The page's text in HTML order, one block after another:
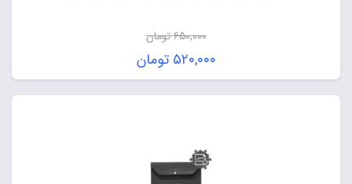
۶۵۰,۰۰۰تومان
قیمت
اصلی:
۶۵۰,۰۰۰ تومان
۵۲۰,۰۰۰ تومان
قیمت
فعلی: